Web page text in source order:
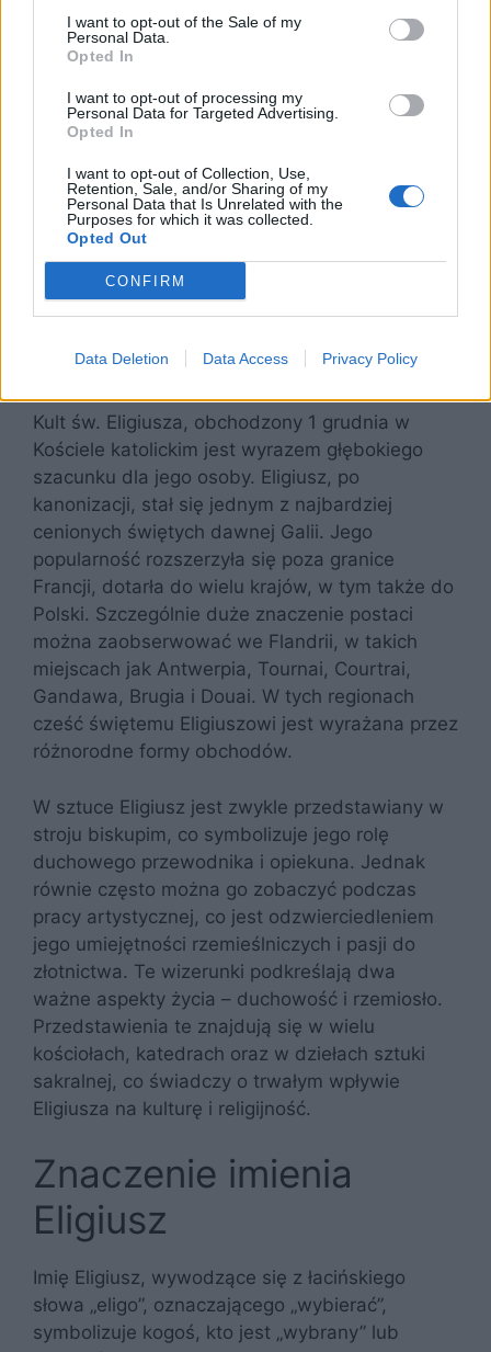
I want to opt-out of the Sale of my
Personal Data.
Opted In
I want to opt-out of processing my
Personal Data for Targeted Advertising.
Opted In
I want to opt-out of Collection, Use,
Retention, Sale, and/or Sharing of my
Personal Data that Is Unrelated with the
Purposes for which it was collected.
Opted Out
CONFIRM
Data Deletion Data Access Privacy Policy
Kult świętego Eligiusza
Kult św. Eligiusza, obchodzony 1 grudnia w
Kościele katolickim jest wyrazem głębokiego
szacunku dla jego osoby. Eligiusz, po
kanonizacji, stał się jednym z najbardziej
cenionych świętych dawnej Galii. Jego
popularność rozszerzyła się poza granice
Francji, dotarła do wielu krajów, w tym także do
Polski. Szczególnie duże znaczenie postaci
można zaobserwować we Flandrii, w takich
miejscach jak Antwerpia, Tournai, Courtrai,
Gandawa, Brugia i Douai. W tych regionach
cześć świętemu Eligiuszowi jest wyrażana przez
różnorodne formy obchodów.
W sztuce Eligiusz jest zwykle przedstawiany w
stroju biskupim, co symbolizuje jego rolę
duchowego przewodnika i opiekuna. Jednak
równie często można go zobaczyć podczas
pracy artystycznej, co jest odzwierciedleniem
jego umiejętności rzemieślniczych i pasji do
złotnictwa. Te wizerunki podkreślają dwa
ważne aspekty życia – duchowość i rzemiosło.
Przedstawienia te znajdują się w wielu
kościołach, katedrach oraz w dziełach sztuki
sakralnej, co świadczy o trwałym wpływie
Eligiusza na kulturę i religijność.
Znaczenie imienia
Eligiusz
Imię Eligiusz, wywodzące się z łacińskiego
słowa „eligo”, oznaczającego „wybierać”,
symbolizuje kogoś, kto jest „wybrany” lub